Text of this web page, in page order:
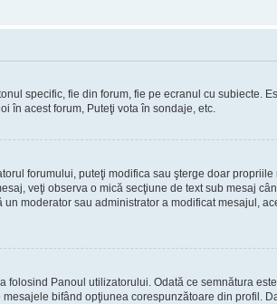
specific, fie din forum, fie pe ecranul cu
în acest forum, Puteţi vota în sondaje, etc.
forumului, puteţi modifica sau şterge doar
veţi observa o mică secţiune de text sub mesaj
moderator sau administrator a modificat mesajul,
folosind Panoul utilizatorului. Odată ce semnătura
bifând opţiunea corespunzătoare din profil.